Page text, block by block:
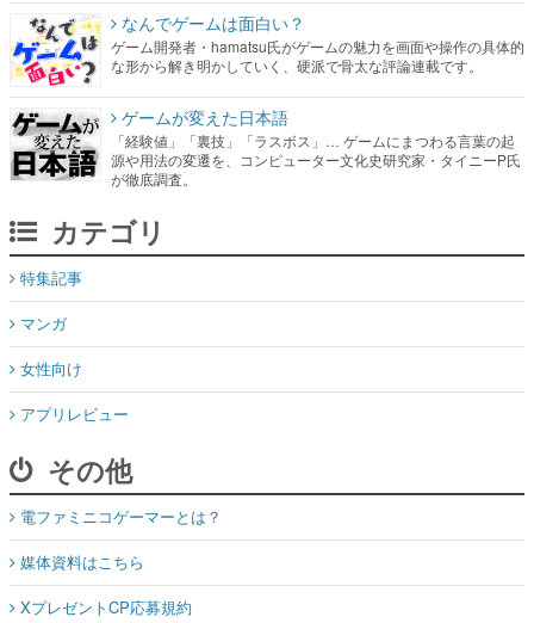
なんでゲームは面白い？
ゲーム開発者・hamatsu氏がゲームの魅力を画面や操作の具体的
な形から解き明かしていく、硬派で骨太な評論連載です。
ゲームが変えた日本語
「経験値」「裏技」「ラスボス」… ゲームにまつわる言葉の起
源や用法の変遷を、コンピューター文化史研究家・タイニーP氏
が徹底調査。
カテゴリ
特集記事
マンガ
女性向け
アプリレビュー
その他
電ファミニコゲーマーとは？
媒体資料はこちら
XプレゼントCP応募規約